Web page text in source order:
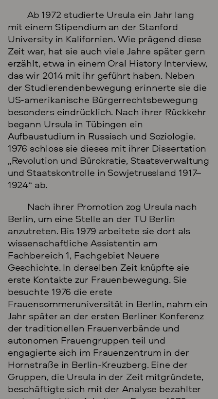
Ab 1972 studierte Ursula ein Jahr lang
mit einem Stipendium an der Stanford
University in Kalifornien. Wie prägend diese
Zeit war, hat sie auch viele Jahre später gern
erzählt, etwa in einem Oral History Interview,
das wir 2014 mit ihr geführt haben. Neben
der Studierendenbewegung erinnerte sie die
US-amerikanische Bürgerrechtsbewegung
besonders eindrücklich. Nach ihrer Rückkehr
begann Ursula in Tübingen ein
Aufbaustudium in Russisch und Soziologie.
1976 schloss sie dieses mit ihrer Dissertation
„Revolution und Bürokratie, Staatsverwaltung
und Staatskontrolle in Sowjetrussland 1917–
1924“ ab.
Nach ihrer Promotion zog Ursula nach
Berlin, um eine Stelle an der TU Berlin
anzutreten. Bis 1979 arbeitete sie dort als
wissenschaftliche Assistentin am
Fachbereich 1, Fachgebiet Neuere
Geschichte. In derselben Zeit knüpfte sie
erste Kontakte zur Frauenbewegung. Sie
besuchte 1976 die erste
Frauensommeruniversität in Berlin, nahm ein
Jahr später an der ersten Berliner Konferenz
der traditionellen Frauenverbände und
autonomen Frauengruppen teil und
engagierte sich im Frauenzentrum in der
Hornstraße in Berlin-Kreuzberg. Eine der
Gruppen, die Ursula in der Zeit mitgründete,
beschäftigte sich mit der Analyse bezahlter